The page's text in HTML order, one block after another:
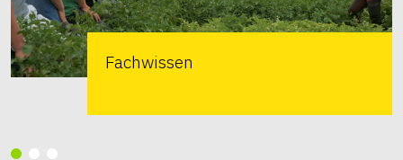
Fachwissen